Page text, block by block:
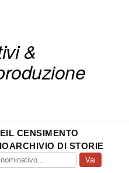
&
IL CENSIMENTO
ARCHIVIO DI STORIE
Vai